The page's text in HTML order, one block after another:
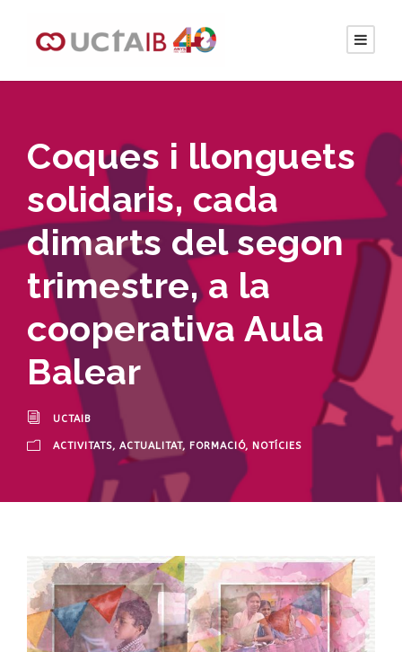
Coques i llonguets
solidaris, cada
dimarts del segon
trimestre, a la
cooperativa Aula
Balear
UCTAIB
ACTIVITATS, ACTUALITAT, FORMACIÓ, NOTÍCIES